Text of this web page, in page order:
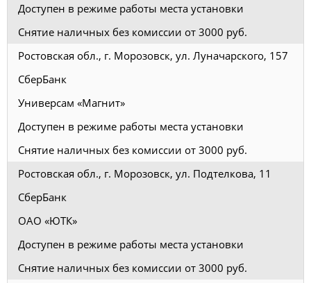
Доступен в режиме работы места установки
Снятие наличных без комиссии от 3000 руб.
Ростовская обл., г. Морозовск, ул. Луначарского, 157
СберБанк
Универсам «Магнит»
Доступен в режиме работы места установки
Снятие наличных без комиссии от 3000 руб.
Ростовская обл., г. Морозовск, ул. Подтелкова, 11
СберБанк
ОАО «ЮТК»
Доступен в режиме работы места установки
Снятие наличных без комиссии от 3000 руб.